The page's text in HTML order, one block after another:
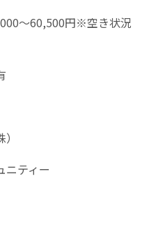
～60,500円※空き状況
ニティー